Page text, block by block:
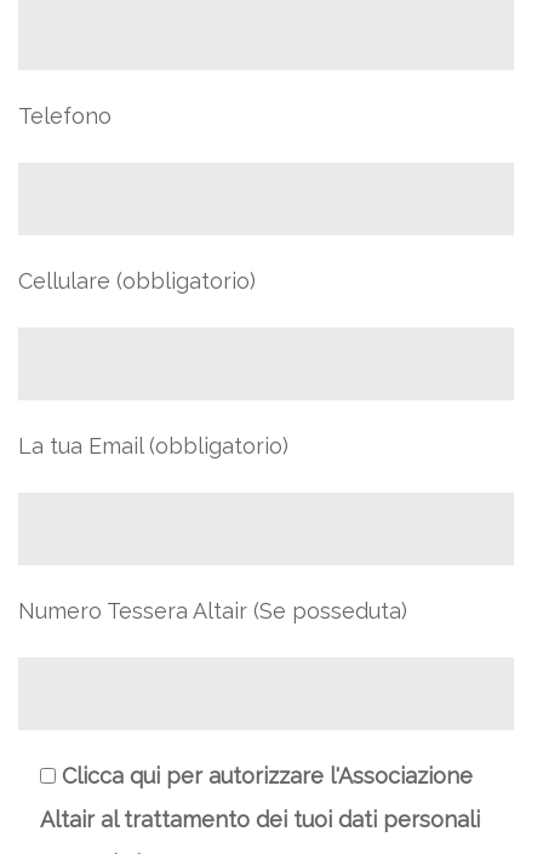
Telefono
Cellulare (obbligatorio)
La tua Email (obbligatorio)
Numero Tessera Altair (Se posseduta)
Clicca qui per autorizzare l'Associazione
Altair al trattamento dei tuoi dati personali